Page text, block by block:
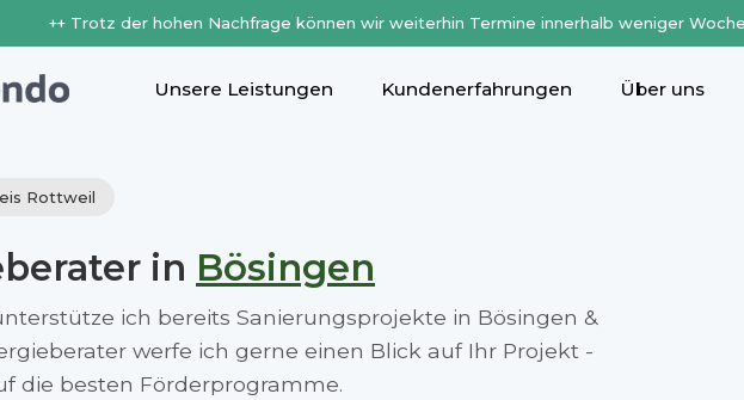
++ Trotz der hohen Nachfrage können wir weiterhin Termine innerhalb weniger
Unsere Leistungen Kundenerfahrungen Über uns
Rottweil
in Bösingen
ich bereits Sanierungsprojekte in Bösingen &
werfe ich gerne einen Blick auf Ihr Projekt -
die besten Förderprogramme.